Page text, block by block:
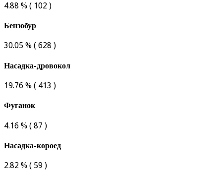
4.88 % ( 102 )
Бензобур
30.05 % ( 628 )
Насадка-дровокол
19.76 % ( 413 )
Фуганок
4.16 % ( 87 )
Насадка-короед
2.82 % ( 59 )